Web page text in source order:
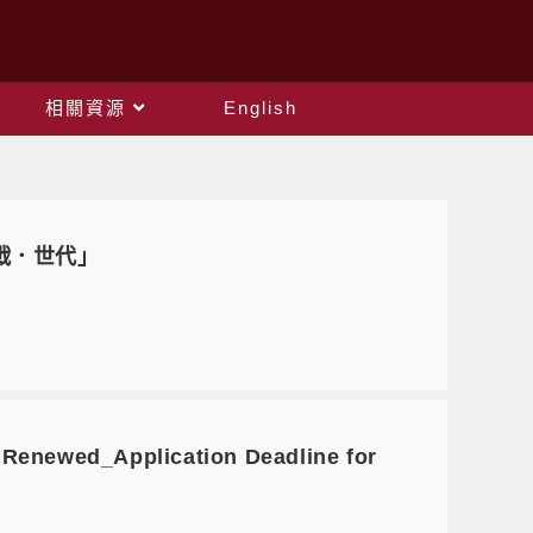
相關資源 English
世代」
Renewed_Application Deadline for